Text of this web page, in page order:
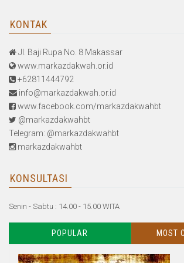
KONTAK
Jl. Baji Rupa No. 8 Makassar
www.markazdakwah.or.id
+62811444792
info@markazdakwah.or.id
www.facebook.com/markazdakwahbt
@markazdakwahbt
Telegram: @markazdakwahbt
markazdakwahbt
KONSULTASI
Senin - Sabtu : 14.00 - 15.00 WITA
POPULAR MOST